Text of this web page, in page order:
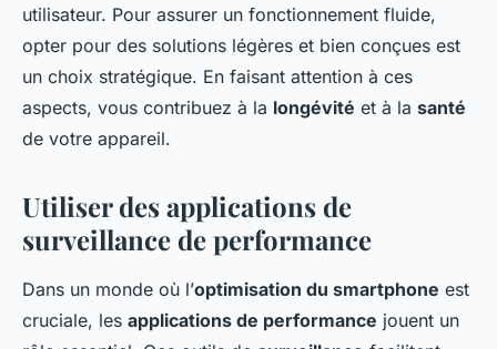
utilisateur. Pour assurer un fonctionnement fluide,
opter pour des solutions légères et bien conçues est
un choix stratégique. En faisant attention à ces
aspects, vous contribuez à la longévité et à la santé
de votre appareil.
Utiliser des applications de
surveillance de performance
Dans un monde où l’optimisation du smartphone est
cruciale, les applications de performance jouent un